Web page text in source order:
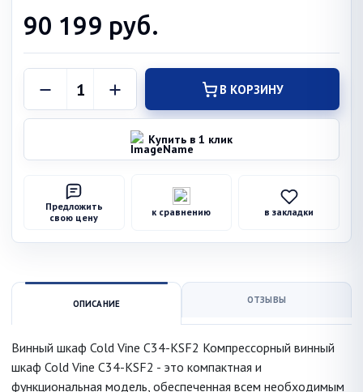
90 199 руб.
В КОРЗИНУ
Купить в 1 клик
Предложить
свою цену
к сравнению в закладки
ОПИСАНИЕ ОТЗЫВЫ
Винный шкаф Cold Vine C34-KSF2 Компрессорный винный
шкаф Cold Vine C34-KSF2 - это компактная и
функциональная модель, обеспеченная всем необходимым